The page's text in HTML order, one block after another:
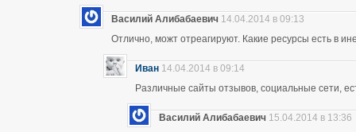
Василий Алибабаевич 14.04.2014 в 09:13
Отлично, можт отреагируют. Какие ресурсы есть в
Иван 14.04.2014 в 09:14
Различные сайты отзывов, социальные сети,
Василий Алибабаевич 15.04.2014 в 13:36